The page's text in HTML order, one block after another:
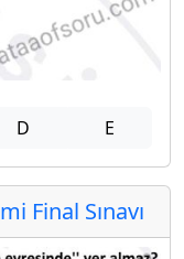
D E
Final Sınavı